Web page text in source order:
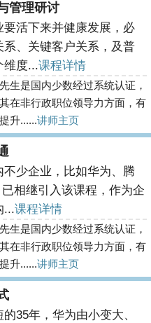
管理研讨
要活下来并健康发展，必
系、关键客户关系，及普
维度...课程详情
生是国内少数经过系统认证，
在非行政职位领导力方面，有
升......讲师主页
不少企业，比如华为、腾
相继引入该课程，作为企
...课程详情
生是国内少数经过系统认证，
在非行政职位领导力方面，有
升......讲师主页
的35年，华为由小变大、